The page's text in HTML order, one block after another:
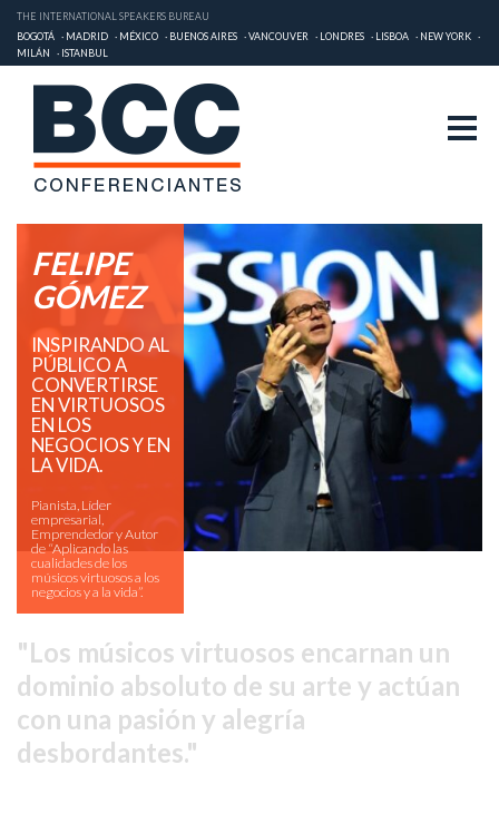
THE INTERNATIONAL SPEAKERS BUREAU
BOGOTÁ
MADRID MÉXICO BUENOS AIRES VANCOUVER LONDRES LISBOA
NEW YORK
MILÁN
ISTANBUL
FELIPE
GÓMEZ
INSPIRANDO AL
PÚBLICO A
CONVERTIRSE
EN VIRTUOSOS
EN LOS
NEGOCIOS Y EN
LA VIDA.
Pianista, Líder
empresarial,
Emprendedor y Autor
de “Aplicando las
cualidades de los
músicos virtuosos a los
negocios y a la vida”.
Los músicos virtuosos encarnan un
dominio absoluto de su arte y actúan
con una pasión y alegría
desbordantes.